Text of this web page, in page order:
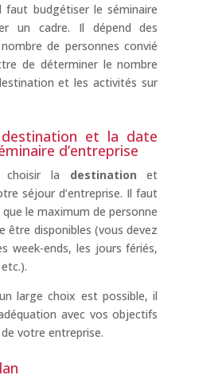
faut budgétiser le séminaire
un cadre. Il dépend des
de personnes convié
de déterminer le nombre
et les activités sur
et la date
d’entreprise
choisir la destinationet
séjour d’entreprise. Il faut
le maximum de personne
être disponibles (vous devez
week-ends, les jours fériés,
large choix est possible, il
avec vos objectifs
votre entreprise.